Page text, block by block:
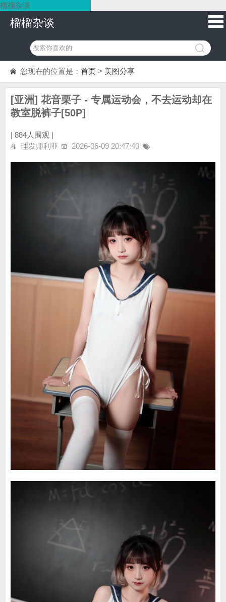
榴榴杂谈
榴榴杂谈
您现在的位置是： 首页 > 美图分享
[亚洲] 花音栗子 - 专属运动会，不去运动却在
教室脱裤子[50P]
| 884人围观 |
理发师利亚
2026-06-09 20:47:40